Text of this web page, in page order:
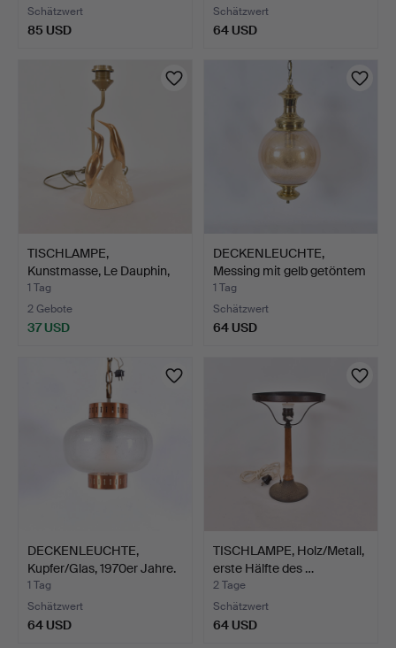
Schätzwert
85 USD
Schätzwert
64 USD
TISCHLAMPE,
Kunstmasse, Le Dauphin,
Frankr…
1 Tag
2 Gebote
37 USD
DECKENLEUCHTE,
Messing mit gelb getöntem
G…
1 Tag
Schätzwert
64 USD
DECKENLEUCHTE,
Kupfer/Glas, 1970er Jahre.
1 Tag
Schätzwert
64 USD
TISCHLAMPE, Holz/Metall,
erste Hälfte des …
2 Tage
Schätzwert
64 USD